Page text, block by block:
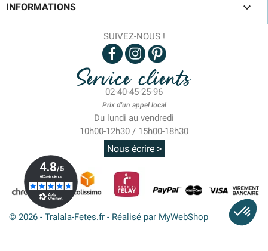
INFORMATIONS 
SUIVEZ-NOUS !
Service clients
02-40-45-25-96
Prix d'un appel local
Du lundi au vendredi
10h00-12h30 / 15h00-18h30
Nous écrire >
© 2026 - Tralala-Fetes.fr - Réalisé par MyWebShop